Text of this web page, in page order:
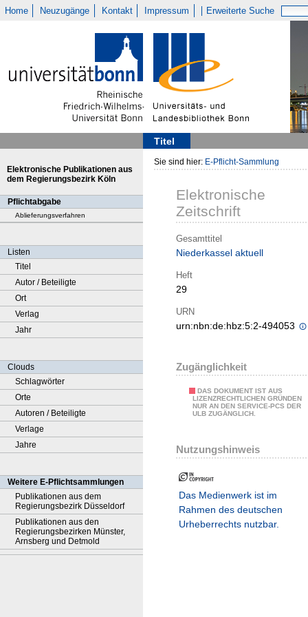
Home Neuzugänge Kontakt Impressum Erweiterte Suche
Titel
Elektronische Publikationen aus
dem Regierungsbezirk Köln
Pflichtabgabe
Ablieferungsverfahren
Listen
Titel
Autor / Beteiligte
Ort
Verlag
Jahr
Clouds
Schlagwörter
Orte
Autoren / Beteiligte
Verlage
Jahre
Weitere E-Pflichtsammlungen
Publikationen aus dem
Regierungsbezirk Düsseldorf
Publikationen aus den
Regierungsbezirken Münster,
Arnsberg und Detmold
Sie sind hier: E-Pflicht-Sammlung
Elektronische
Zeitschrift
Gesamttitel
Niederkassel aktuell
Heft
29
URN
urn:nbn:de:hbz:5:2-494053
Zugänglichkeit
DAS DOKUMENT IST AUS
LIZENZRECHTLICHEN GRÜNDEN
NUR AN DEN SERVICE-PCS DER
ULB ZUGÄNGLICH.
Nutzungshinweis
Das Medienwerk ist im
Rahmen des deutschen
Urheberrechts nutzbar.